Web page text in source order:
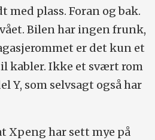
med plass. Foran og bak.
Bilen har ingen frunk,
er det kun et
kabler. Ikke et svært rom
Y, som selvsagt også har
Xpeng har sett mye på